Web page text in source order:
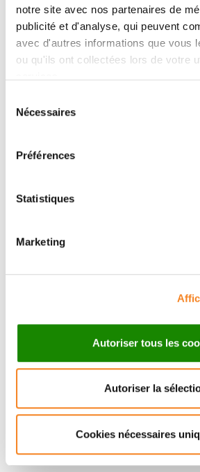
notre site avec nos partenaires de
publicité et d'analyse, qui peuvent
avec d'autres informations que vous
ou qu'ils ont collectées lors de votre
Nécessaires
Préférences
Statistiques
Marketing
Autoriser tous les
Autoriser la
Cookies nécessaires
Ingrid Masson, Marie Dutreix,
Suivez l'Institut
Retrouvez notre actualité sur
sociaux et en vous inscrivant à
Inscrivez-vous à la
Nous contacter